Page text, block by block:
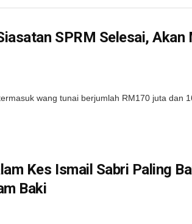
SPRM Selesai,
wang tunai berjumlah RM170 juta dan
Kes Ismail Sabri Paling
Baki